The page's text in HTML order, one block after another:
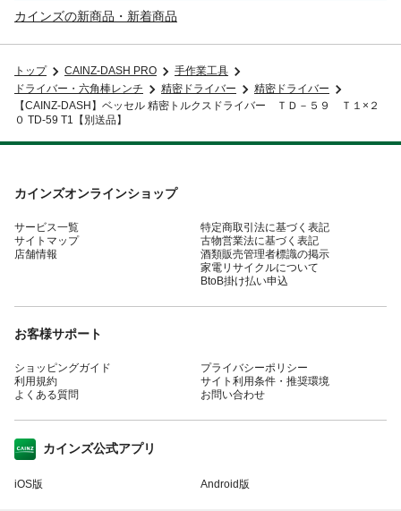
カインズの新商品・新着商品
トップ CAINZ-DASH PRO
手作業工具
ドライバー・六角棒レンチ
精密ドライバー
精密ドライバー
【CAINZ-DASH】ベッセル 精密トルクスドライバー ＴＤ－５９ Ｔ１×２
０ TD-59 T1【別送品】
カインズオンラインショップ
サービス一覧
サイトマップ
店舗情報
特定商取引法に基づく表記
古物営業法に基づく表記
酒類販売管理者標識の掲示
家電リサイクルについて
BtoB掛け払い申込
お客様サポート
ショッピングガイド
利用規約
よくある質問
プライバシーポリシー
サイト利用条件・推奨環境
お問い合わせ
カインズ公式アプリ
iOS版 Android版